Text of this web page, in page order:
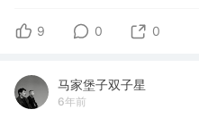
9 0 0
马家堡子双子星
6年前